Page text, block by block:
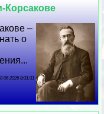
Корсакове
–
о
06 2026 8:31:31